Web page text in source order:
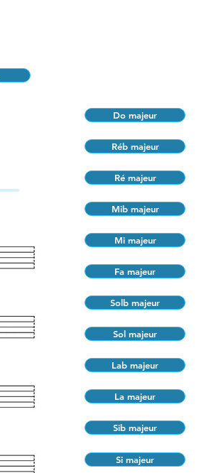
Do majeur
Réb majeur
Ré majeur
Mib majeur
Mi majeur
Fa majeur
Solb majeur
Sol majeur
Lab majeur
La majeur
Sib majeur
Si majeur